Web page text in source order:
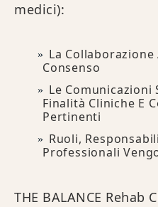
medici):
La Collaborazione
Consenso
Le
Finalità Cliniche E
Pertinenti
Ruoli,
Professionali
THE BALANCE